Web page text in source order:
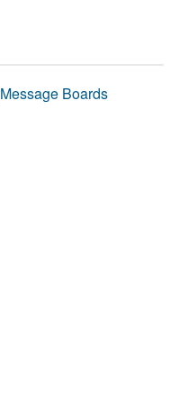
Message Boards